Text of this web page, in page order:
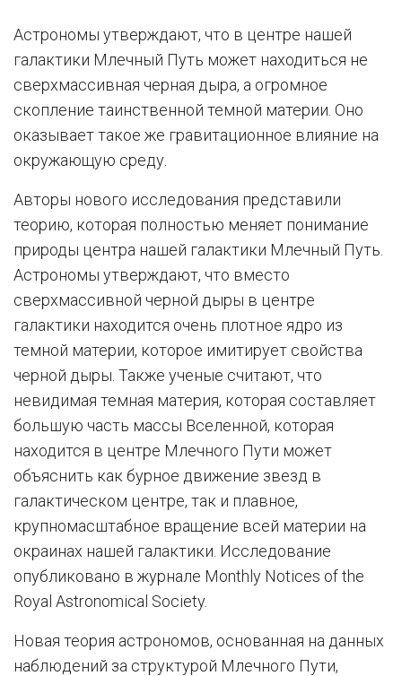
Астрономы утверждают, что в центре нашей
галактики Млечный Путь может находиться не
сверхмассивная черная дыра, а огромное
скопление таинственной темной материи. Оно
оказывает такое же гравитационное влияние на
окружающую среду.
Авторы нового исследования представили
теорию, которая полностью меняет понимание
природы центра нашей галактики Млечный Путь.
Астрономы утверждают, что вместо
сверхмассивной черной дыры в центре
галактики находится очень плотное ядро из
темной материи, которое имитирует свойства
черной дыры. Также ученые считают, что
невидимая темная материя, которая составляет
большую часть массы Вселенной, которая
находится в центре Млечного Пути может
объяснить как бурное движение звезд в
галактическом центре, так и плавное,
крупномасштабное вращение всей материи на
окраинах нашей галактики. Исследование
опубликовано в журнале Monthly Notices of the
Royal Astronomical Society.
Новая теория астрономов, основанная на данных
наблюдений за структурой Млечного Пути,